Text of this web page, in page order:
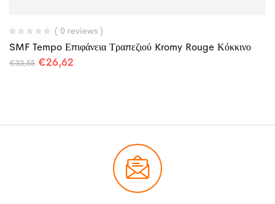
( 0 reviews )
SMF Tempo Επιφάνεια Τραπεζιού Kromy Rouge Κόκκινο
€33,55 €26,62